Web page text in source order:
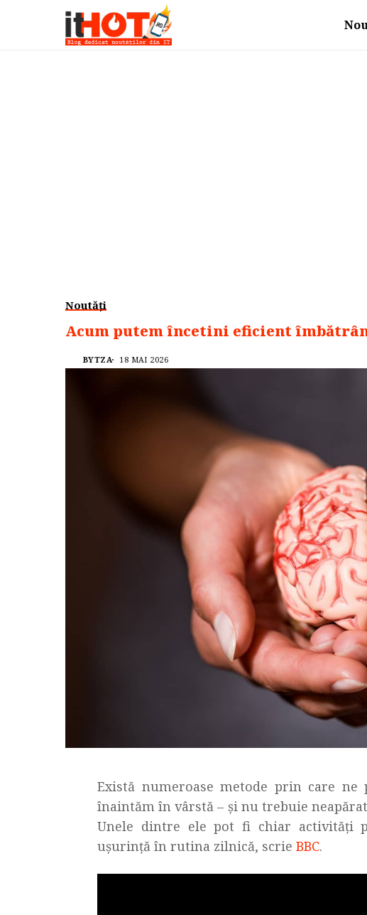
Noutăți
Acum putem încetini eficient
BYTZA 18 MAI 2026
Există numeroase metode prin care
înaintăm în vârstă – și nu trebuie
Unele dintre ele pot fi chiar activități
ușurință în rutina zilnică, scrie BBC.